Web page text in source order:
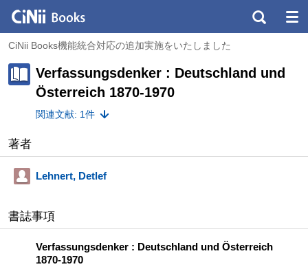
CiNii Books機能統合対応の追加実施をいたしました
Verfassungsdenker : Deutschland und
Österreich 1870-1970
関連文献: 1件
著者
Lehnert, Detlef
書誌事項
Verfassungsdenker : Deutschland und Österreich
1870-1970